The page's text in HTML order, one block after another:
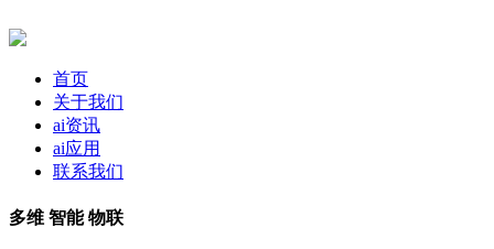
首页
关于我们
ai资讯
ai应用
联系我们
多维 智能 物联